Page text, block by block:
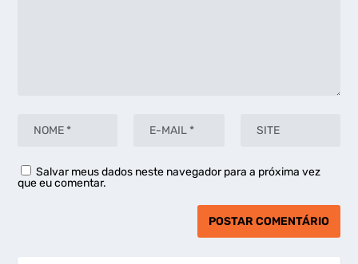
Salvar meus dados neste navegador para a próxima vez
que eu comentar.